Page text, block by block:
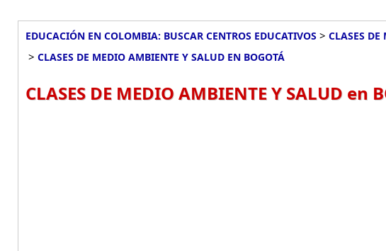
EDUCACIÓN EN COLOMBIA: BUSCAR CENTROS EDUCATIVOS > CLASES
> CLASES DE MEDIO AMBIENTE Y SALUD EN BOGOTÁ
CLASES DE MEDIO AMBIENTE Y SALUD en